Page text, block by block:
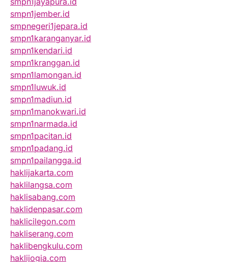
smpn1jember.id
smpnegeri1jepara.id
smpn1karanganyar.id
smpn1kendari.id
smpn1kranggan.id
smpn1lamongan.id
smpn1luwuk.id
smpn1madiun.id
smpn1manokwari.id
smpn1narmada.id
smpn1pacitan.id
smpn1padang.id
smpn1pailangga.id
haklijakarta.com
haklilangsa.com
haklisabang.com
haklidenpasar.com
haklicilegon.com
hakliserang.com
haklibengkulu.com
haklijogja.com